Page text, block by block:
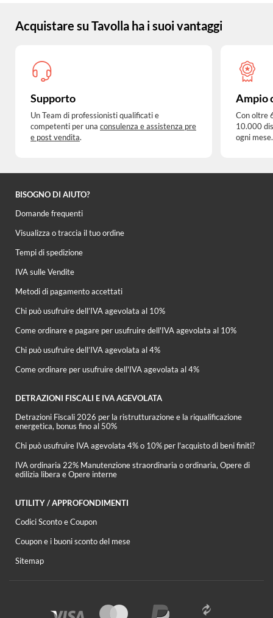
Acquistare su Tavolla ha i suoi vantaggi
Supporto
Un Team di professionisti qualificati e
competenti per una consulenza e assistenza pre
e post vendita.
Ampio
Con oltre
10.000
ogni mese.
BISOGNO DI AIUTO?
Domande frequenti
Visualizza o traccia il tuo ordine
Tempi di spedizione
IVA sulle Vendite
Metodi di pagamento accettati
Chi può usufruire dell’IVA agevolata al 10%
Come ordinare e pagare per usufruire dell'IVA agevolata al 10%
Chi può usufruire dell’IVA agevolata al 4%
Come ordinare per usufruire dell'IVA agevolata al 4%
DETRAZIONI FISCALI E IVA AGEVOLATA
Detrazioni Fiscali 2026 per la ristrutturazione e la riqualificazione
energetica, bonus fino al 50%
Chi può usufruire IVA agevolata 4% o 10% per l'acquisto di beni finiti?
IVA ordinaria 22% Manutenzione straordinaria o ordinaria, Opere di
edilizia libera e Opere interne
UTILITY / APPROFONDIMENTI
Codici Sconto e Coupon
Coupon e i buoni sconto del mese
Sitemap